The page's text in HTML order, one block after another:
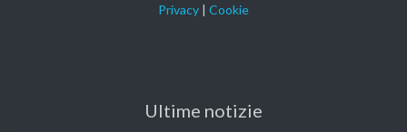
Privacy | Cookie
Ultime notizie